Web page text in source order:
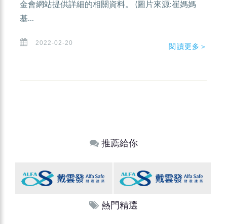
金會網站提供詳細的相關資料。 (圖片來源:崔媽媽
基...
2022-02-20 閱讀更多＞
推薦給你
熱門精選